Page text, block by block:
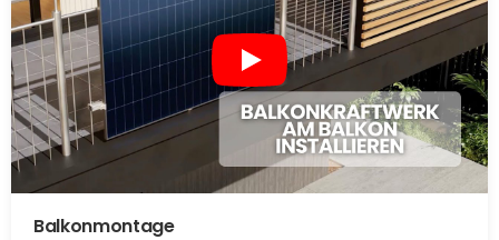
Balkonmontage